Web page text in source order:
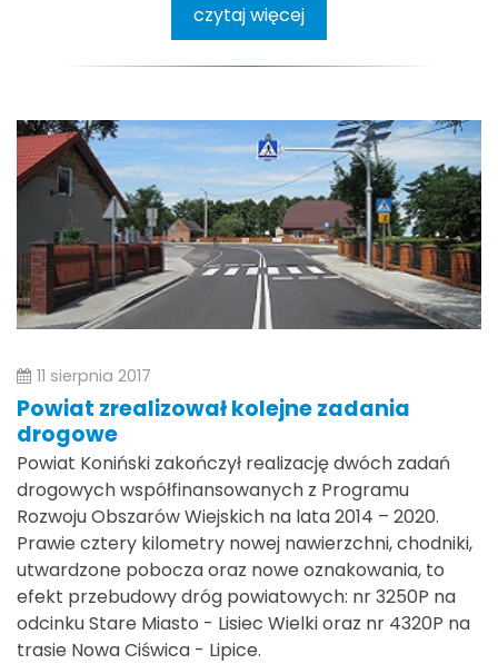
czytaj więcej
11 sierpnia 2017
Powiat zrealizował kolejne zadania
drogowe
Powiat Koniński zakończył realizację dwóch zadań
drogowych współfinansowanych z Programu
Rozwoju Obszarów Wiejskich na lata 2014 – 2020.
Prawie cztery kilometry nowej nawierzchni, chodniki,
utwardzone pobocza oraz nowe oznakowania, to
efekt przebudowy dróg powiatowych: nr 3250P na
odcinku Stare Miasto - Lisiec Wielki oraz nr 4320P na
trasie Nowa Ciświca - Lipice.